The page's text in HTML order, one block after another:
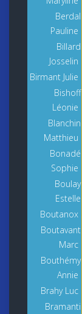
Berdal
Pauline
Billard
Josselin
Birmant Julie
Bishoff
Léonie
Blanchin
Matthieu
Bonadé
Sophie
Boulay
Estelle
Boutanox
Boutavant
Marc
Bouthémy
Annie
Brahy Luc
Bramanti